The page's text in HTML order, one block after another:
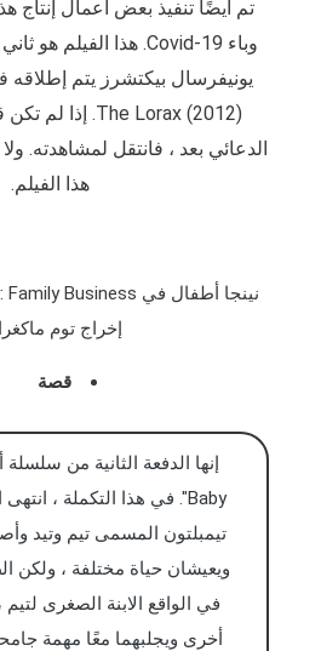
تم أيضًا تنفيذ بعض أعمال إنتاج هذا
وباء Covid-19.
هذا الفيلم هو
يونيفرسال بيكتشرز يتم
The Lorax (2012).
إذا لم
الدعائي بعد ، فانتقل لمشاهدته.
هذا الفيلم.
إخراج توم
قصة
Baby".
في هذا التكملة ، انتهى
تيمبلتون المسمى تيم وتيد
ويعيشان حياة مختلفة ، ولكن
في الواقع الابنة الصغرى
أخرى ويجلبهما معًا مهمة